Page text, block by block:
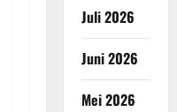
Juli 2026
Juni 2026
Mei 2026